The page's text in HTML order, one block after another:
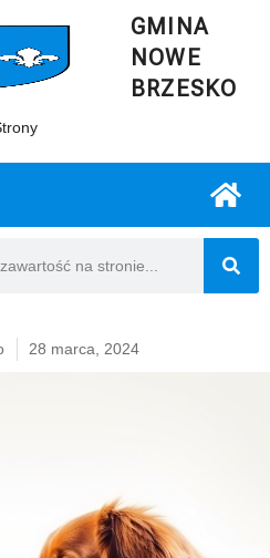
GMINA
NOWE
BRZESKO
28 marca, 2024